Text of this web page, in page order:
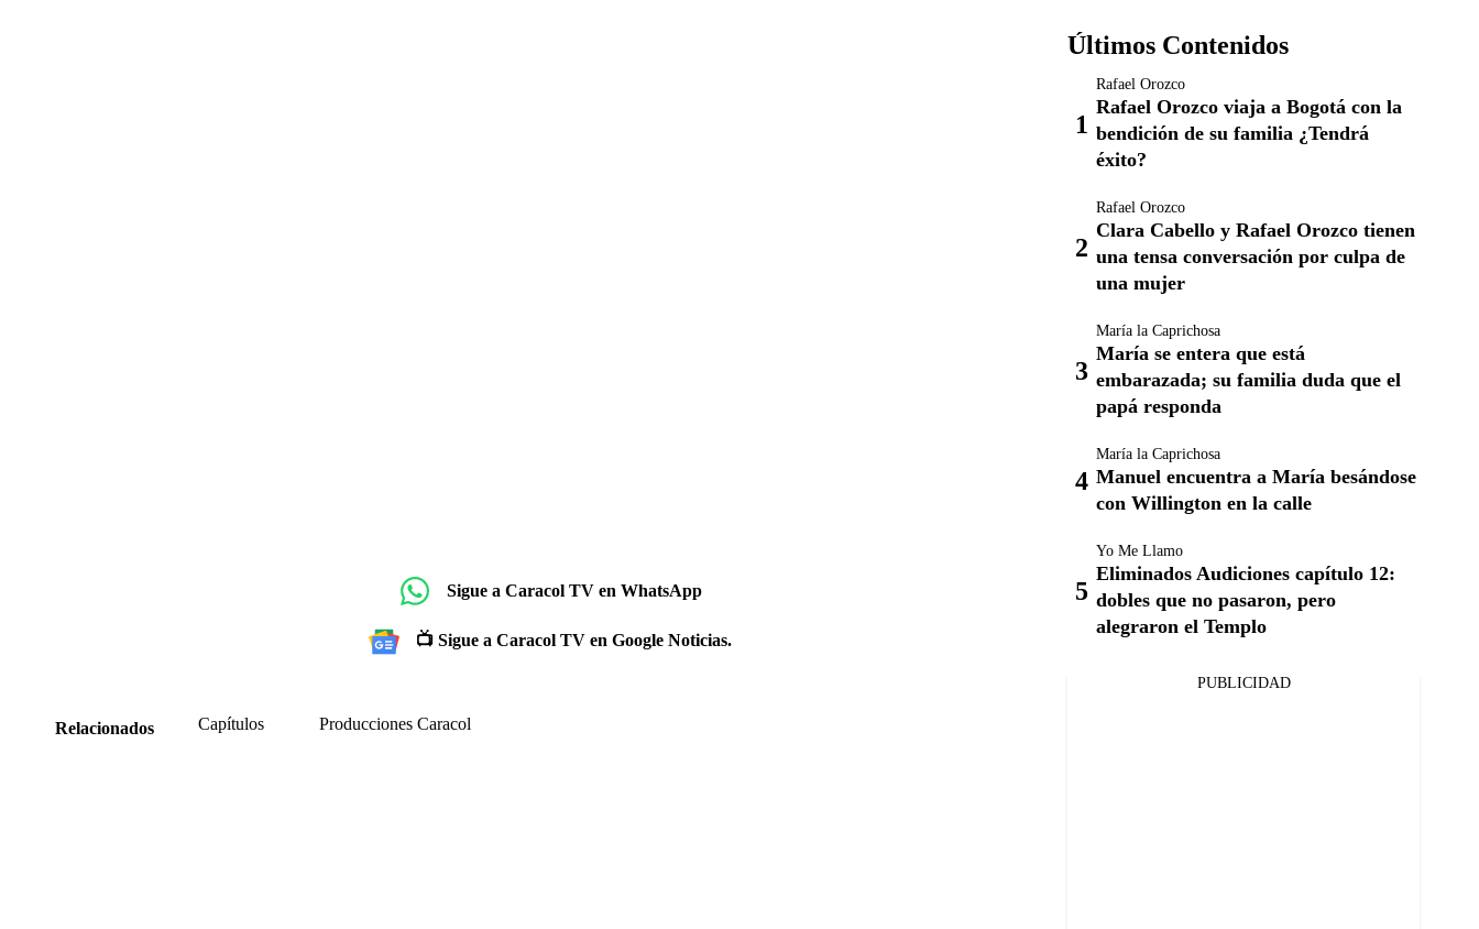
Sigue a Caracol TV en WhatsApp
📺 Sigue a Caracol TV en Google Noticias.
Relacionados Capítulos Producciones Caracol
Últimos Contenidos
Rafael Orozco
Rafael Orozco viaja a Bogotá con la
bendición de su familia ¿Tendrá
éxito?
Rafael Orozco
Clara Cabello y Rafael Orozco tienen
una tensa conversación por culpa de
una mujer
María la Caprichosa
María se entera que está
embarazada; su familia duda que el
papá responda
María la Caprichosa
Manuel encuentra a María besándose
con Willington en la calle
Yo Me Llamo
Eliminados Audiciones capítulo 12:
dobles que no pasaron, pero
alegraron el Templo
PUBLICIDAD